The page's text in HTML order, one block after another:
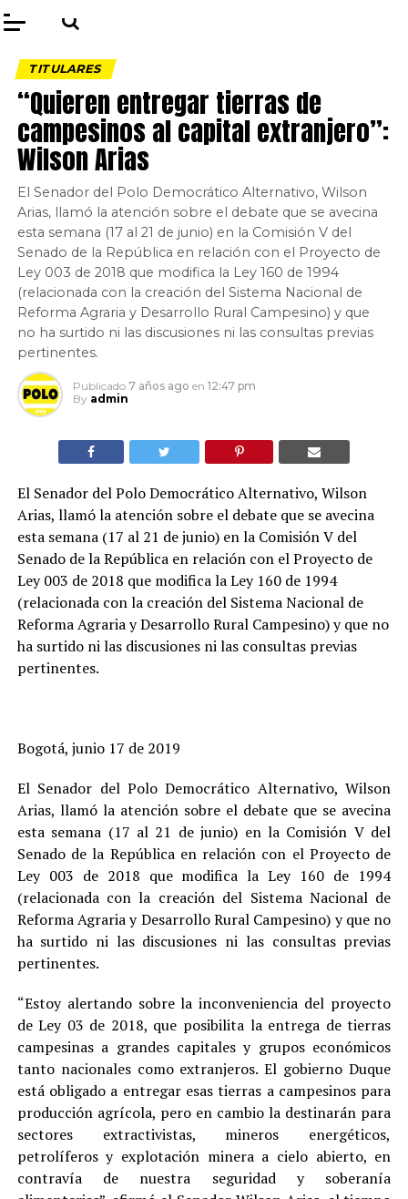
TITULARES
“Quieren entregar tierras de
campesinos al capital extranjero”:
Wilson Arias
El Senador del Polo Democrático Alternativo, Wilson
Arias, llamó la atención sobre el debate que se avecina
esta semana (17 al 21 de junio) en la Comisión V del
Senado de la República en relación con el Proyecto de
Ley 003 de 2018 que modifica la Ley 160 de 1994
(relacionada con la creación del Sistema Nacional de
Reforma Agraria y Desarrollo Rural Campesino) y que
no ha surtido ni las discusiones ni las consultas previas
pertinentes.
Publicado 7 años ago en 12:47 pm
By admin
El Senador del Polo Democrático Alternativo, Wilson
Arias, llamó la atención sobre el debate que se avecina
esta semana (17 al 21 de junio) en la Comisión V del
Senado de la República en relación con el Proyecto de
Ley 003 de 2018 que modifica la Ley 160 de 1994
(relacionada con la creación del Sistema Nacional de
Reforma Agraria y Desarrollo Rural Campesino) y que no
ha surtido ni las discusiones ni las consultas previas
pertinentes.
Bogotá, junio 17 de 2019
El Senador del Polo Democrático Alternativo, Wilson
Arias, llamó la atención sobre el debate que se avecina
esta semana (17 al 21 de junio) en la Comisión V del
Senado de la República en relación con el Proyecto de
Ley 003 de 2018 que modifica la Ley 160 de 1994
(relacionada con la creación del Sistema Nacional de
Reforma Agraria y Desarrollo Rural Campesino) y que no
ha surtido ni las discusiones ni las consultas previas
pertinentes.
“Estoy alertando sobre la inconveniencia del proyecto
de Ley 03 de 2018, que posibilita la entrega de tierras
campesinas a grandes capitales y grupos económicos
tanto nacionales como extranjeros. El gobierno Duque
está obligado a entregar esas tierras a campesinos para
producción agrícola, pero en cambio la destinarán para
sectores extractivistas, mineros energéticos,
petrolíferos y explotación minera a cielo abierto, en
contravía de nuestra seguridad y soberanía